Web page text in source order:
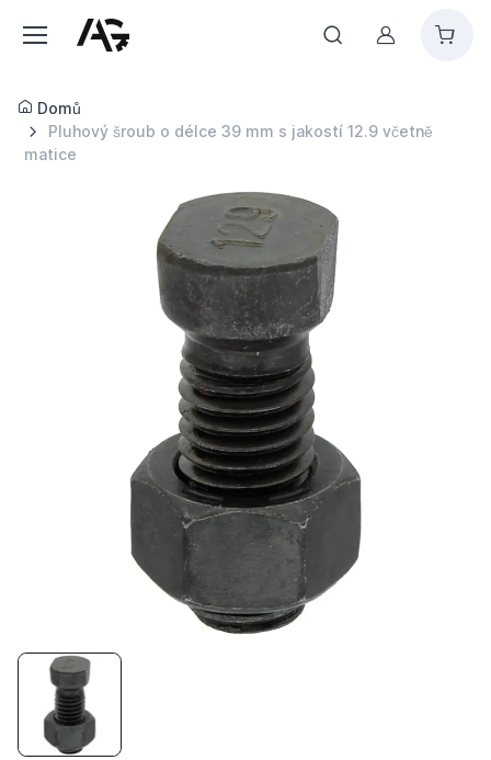
Můj účet
Domů
Pluhový šroub o délce 39 mm s jakostí 12.9 včetně
matice